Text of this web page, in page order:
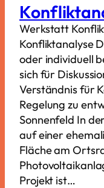
Werkstatt
Konfliktanalyse
oder individuell
sich für
Verständnis für
Regelung zu
Sonnenfeld In
auf einer
Fläche am
Projekt ist…